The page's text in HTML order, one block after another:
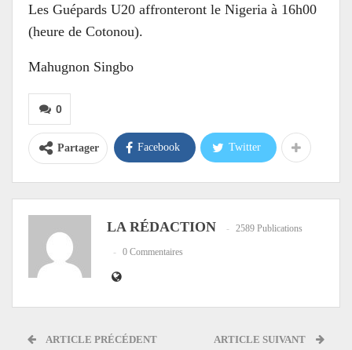
Les Guépards U20 affronteront le Nigeria à 16h00
(heure de Cotonou).
Mahugnon Singbo
0
Partager Facebook Twitter
LA RÉDACTION 2589 Publications
0 Commentaires
ARTICLE PRÉCÉDENT ARTICLE SUIVANT